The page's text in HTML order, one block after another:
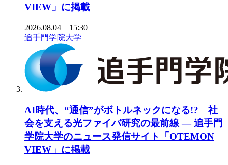
VIEW」に掲載
2026.08.04 15:30
追手門学院大学
AI時代、“通信”がボトルネックになる!? 社
会を支える光ファイバ研究の最前線 ― 追手門
学院大学のニュース発信サイト「OTEMON
VIEW」に掲載